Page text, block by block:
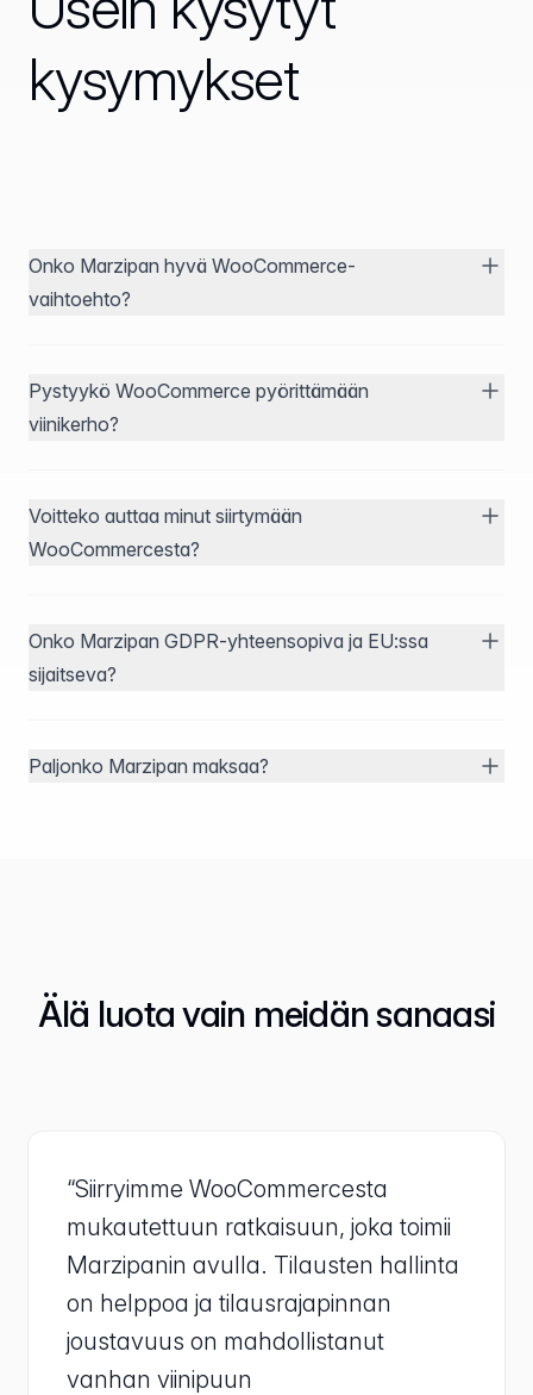
kysymykset
Onko Marzipan hyvä WooCommerce-
vaihtoehto?
Pystyykö WooCommerce pyörittämään
viinikerho?
Voitteko auttaa minut siirtymään
WooCommercesta?
Onko Marzipan GDPR-yhteensopiva ja EU:ssa
sijaitseva?
Paljonko Marzipan maksaa?
Älä luota vain meidän sanaasi
“Siirryimme WooCommercesta
mukautettuun ratkaisuun, joka toimii
Marzipanin avulla. Tilausten hallinta
on helppoa ja tilausrajapinnan
joustavuus on mahdollistanut
vanhan viinipuun